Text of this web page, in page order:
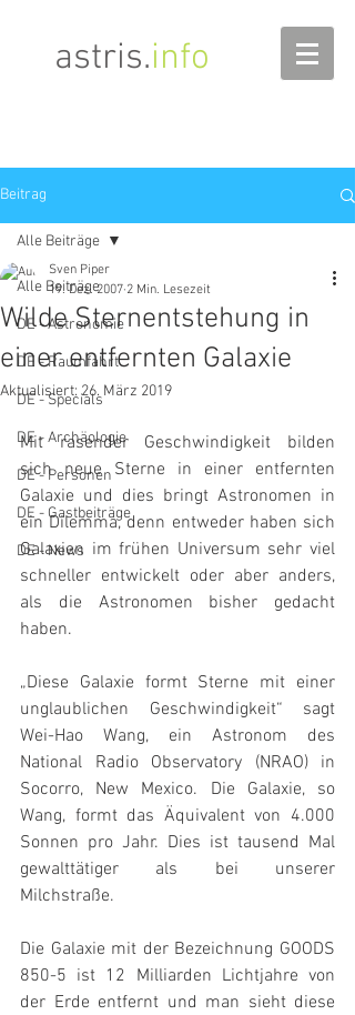
astris.info
Beitrag
Alle Beiträge
DE - Astronomie
DE - Raumfahrt
DE - Specials
DE - Archäologie
DE - Personen
DE - Gastbeiträge
DE - News
Alle Beiträge
Wilde Sternentstehung in
einer entfernten Galaxie
Sven Piper
19. Dez. 2007 2 Min. Lesezeit
Aktualisiert: 26. März 2019
Mit rasender Geschwindigkeit bilden
sich neue Sterne in einer entfernten
Galaxie und dies bringt Astronomen in
ein Dilemma, denn entweder haben sich
Galaxien im frühen Universum sehr viel
schneller entwickelt oder aber anders,
als die Astronomen bisher gedacht
haben.
„Diese Galaxie formt Sterne mit einer
unglaublichen Geschwindigkeit“ sagt
Wei-Hao Wang, ein Astronom des
National Radio Observatory (NRAO) in
Socorro, New Mexico. Die Galaxie, so
Wang, formt das Äquivalent von 4.000
Sonnen pro Jahr. Dies ist tausend Mal
gewalttätiger als bei unserer
Milchstraße.
Die Galaxie mit der Bezeichnung GOODS
850-5 ist 12 Milliarden Lichtjahre von
der Erde entfernt und man sieht diese